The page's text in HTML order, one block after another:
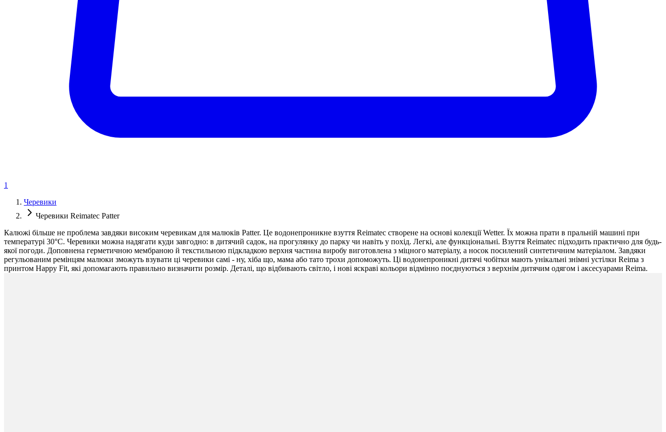
1
Черевики
Черевики Reimatec Patter
Калюжі більше не проблема завдяки високим черевикам для малюків Patter. Це водонепроникне взуття Reimatec створене на основі колекції Wetter. Їх можна прати в пральній машині при
температурі 30°C. Черевики можна надягати куди завгодно: в дитячий садок, на прогулянку до парку чи навіть у похід. Легкі, але функціональні. Взуття Reimatec підходить практично для будь-
якої погоди. Доповнена герметичною мембраною й текстильною підкладкою верхня частина виробу виготовлена з міцного матеріалу, а носок посилений синтетичним матеріалом. Завдяки
регульованим ремінцям малюки зможуть взувати ці черевики самі - ну, хіба що, мама або тато трохи допоможуть. Ці водонепроникні дитячі чобітки мають унікальні знімні устілки Reima з
принтом Happy Fit, які допомагають правильно визначити розмір. Деталі, що відбивають світло, і нові яскраві кольори відмінно поєднуються з верхнім дитячим одягом і аксесуарами Reima.